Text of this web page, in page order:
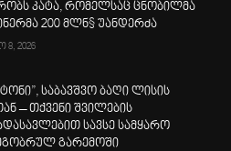
კატა, რომელსაც ცნობილმა
200 მლნ$ უანდერძა
8, 2026
საბავშვო ბაღი ლისის
– თქვენი შვილების
სავსე სამყარო
გარემოში